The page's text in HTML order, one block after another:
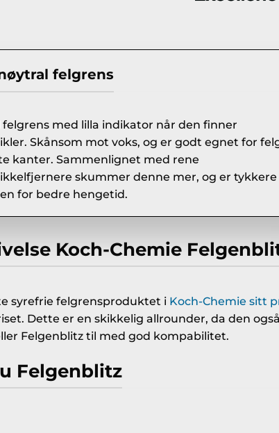
felgrens
felgrens med lilla indikator når den finner
Skånsom mot voks, og er godt egnet for
kanter. Sammenlignet med rene
skummer denne mer, og er tykkere
for bedre hengetid.
Koch-Chemie
syrefrie felgrensproduktet i Koch-Chemie sitt
Dette er en skikkelig allrounder, da den
Felgenblitz til med god kompabilitet.
Felgenblitz